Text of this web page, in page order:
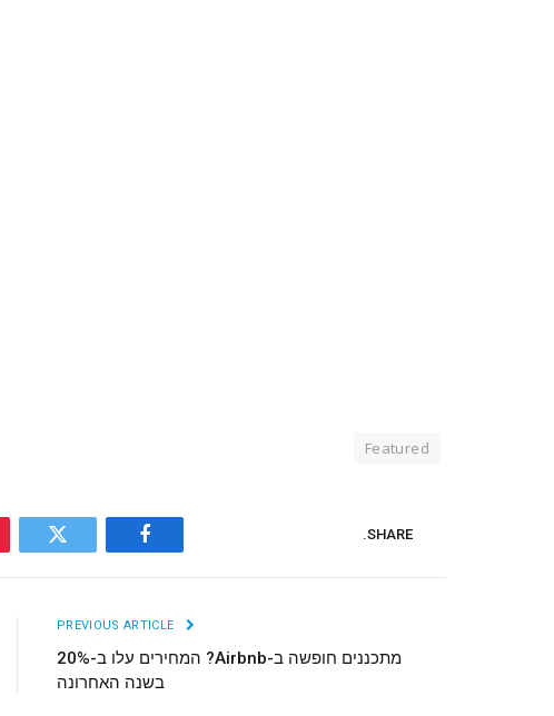
Featured
SHARE.
Facebook
Twitter
מתכננים חופשה ב-Airbnb? המחירים עלו ב-20%
בשנה האחרונה